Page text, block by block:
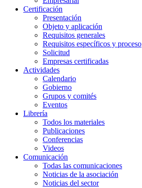
Certificación
Presentación
Objeto y aplicación
Requisitos generales
Requisitos específicos y proceso
Solicitud
Empresas certificadas
Actividades
Calendario
Gobierno
Grupos y comités
Eventos
Librería
Todos los materiales
Publicaciones
Conferencias
Videos
Comunicación
Todas las comunicaciones
Noticias de la asociación
Noticias del sector